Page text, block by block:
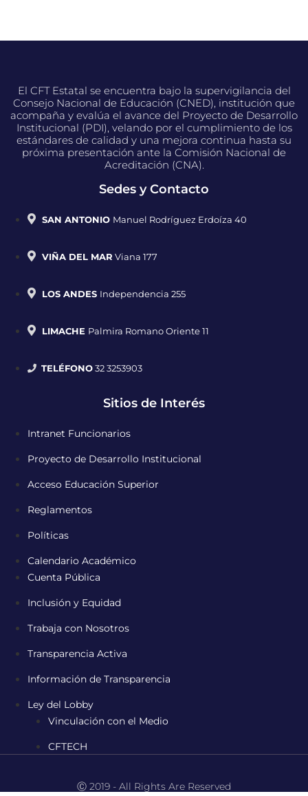
El CFT Estatal se encuentra bajo la supervigilancia del
Consejo Nacional de Educación (CNED), institución que
acompaña y evalúa el avance del Proyecto de Desarrollo
Institucional (PDI), velando por el cumplimiento de los
estándares de calidad y una mejora continua hasta su
próxima presentación ante la Comisión Nacional de
Acreditación (CNA).
Sedes y Contacto
SAN ANTONIO Manuel Rodríguez Erdoíza 40
VIÑA DEL MAR Viana 177
LOS ANDES Independencia 255
LIMACHE Palmira Romano Oriente 11
TELÉFONO32 3253903
Sitios de Interés
Intranet Funcionarios
Proyecto de Desarrollo Institucional
Acceso Educación Superior
Reglamentos
Políticas
Calendario Académico
Cuenta Pública
Inclusión y Equidad
Trabaja con Nosotros
Transparencia Activa
Información de Transparencia
Ley del Lobby
Vinculación con el Medio
CFTECH
Ⓒ 2019 - All Rights Are Reserved